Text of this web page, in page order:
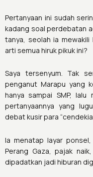
Pertanyaan ini sudah
kadang soal perdebatan
tanya, seolah ia mewakili
arti semua hiruk pikuk ini?
Saya tersenyum. Tak
penganut Marapu yang
hanya sampai SMP,
pertanyaannya yang
debat kusir para
Ia menatap layar
Perang Gaza, pajak
dipadatkan jadi hiburan